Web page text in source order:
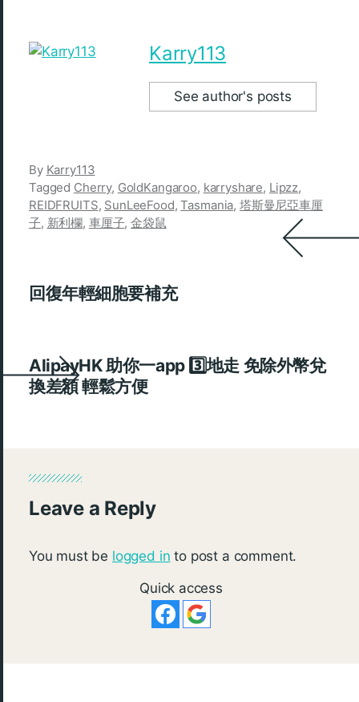
Karry113
See author's posts
By Karry113
Tagged Cherry, GoldKangaroo, karryshare, Lipzz,
REIDFRUITS, SunLeeFood,Tasmania, 塔斯曼尼亞車厘
子, 新利欄, 車厘子,金袋鼠
回復年輕細胞要補充
AlipayHK 助你一app 3️⃣地走 免除外幣兌
換差額 輕鬆方便
Leave a Reply
You must be logged in to post a comment.
Quick access